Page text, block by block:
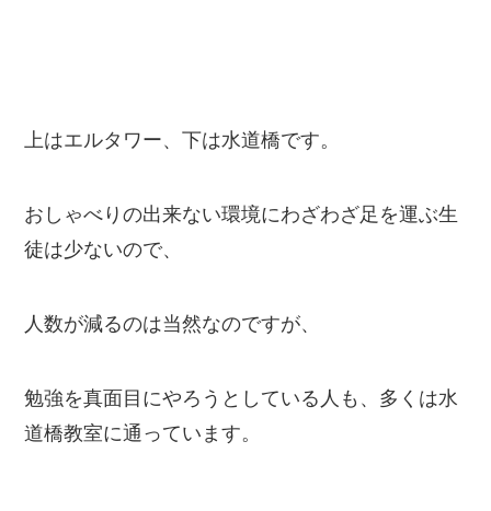
上はエルタワー、下は水道橋です。
おしゃべりの出来ない環境にわざわざ足を運ぶ生
徒は少ないので、
人数が減るのは当然なのですが、
勉強を真面目にやろうとしている人も、多くは水
道橋教室に通っています。